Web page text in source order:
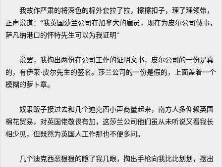
我故作严肃的将深色的棉外套拉了拉，擦擦扣子，理了理领带，
正声说道：“我英国莎兰公司在加拿大的雇员，现在为皮尔公司做事，
萨凡纳港口的怀特先生可以为我证明”
说罢，我掏出两份在公司工作的证明文书，皮尔公司的一份是真
的，有伊莱·皮尔先生的签名。莎兰公司的一份是假的，上面盖着一个
模糊的萝卜章。
奴隶贩子接过去和几个迪克西小声商量起来，南方人多仰赖英国
棉花贸易，对英国佬敬畏有加，这莎兰公司他们虽从未听说又看我长
相少见，但既然为英国人工作那也不便多问。
几个迪克西恶狠狠的瞪了我几眼，掏出手枪向我比比划划，摆出